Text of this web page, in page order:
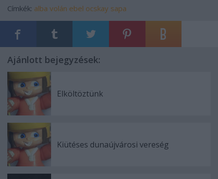
Címkék: alba volán ebel ocskay sapa
Ajánlott bejegyzések:
Elköltöztünk
Kiütéses dunaújvárosi vereség